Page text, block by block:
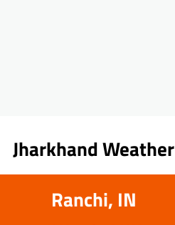
Jharkhand Weather
Ranchi, IN